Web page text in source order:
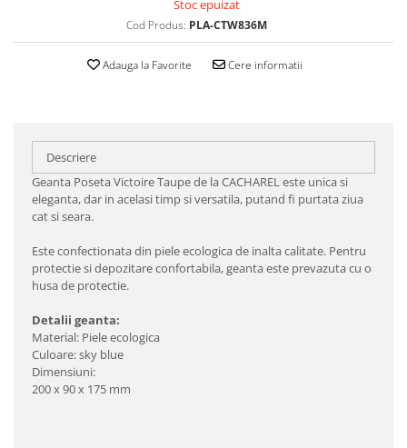
Stoc epuizat
Cod Produs: PLA-CTW836M
Adauga la Favorite Cere informatii
Descriere
Geanta Poseta Victoire Taupe de la CACHAREL este unica si
eleganta, dar in acelasi timp si versatila, putand fi purtata ziua
cat si seara.
Este confectionata din piele ecologica de inalta calitate. Pentru
protectie si depozitare confortabila, geanta este prevazuta cu o
husa de protectie.
Detalii geanta:
Material: Piele ecologica
Culoare: sky blue
Dimensiuni:
200 x 90 x 175 mm